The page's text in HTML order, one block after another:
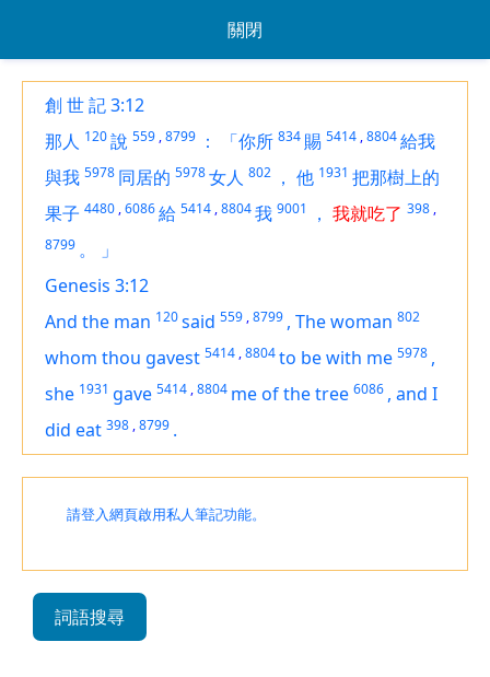
關閉
創 世 記 3:12
那人 120說 559 ,8799 ： 「你所 834 賜 5414 ,8804給我
與我 5978 同居的 5978女人 802 ， 他 1931 把那樹上的
果子 4480 ,6086給 5414 ,8804我 9001 ， 我就吃了 398 ,
8799 。
」
Genesis 3:12
And the man 120said 559 ,8799 , The woman 802
whom thou gavest 5414 ,8804to bewith me 5978 ,
she 1931 gave 5414 ,8804 me of the tree 6086 , and I
did eat 398 ,8799 .
請登入網頁啟用私人筆記功能。
詞語搜尋